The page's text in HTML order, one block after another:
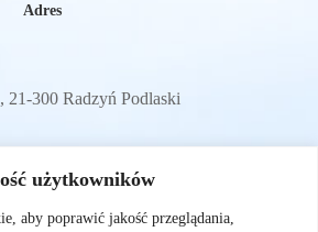
użytkowników
aby poprawić jakość przeglądania,
Adres
21-300 Radzyń Podlaski
E-mail